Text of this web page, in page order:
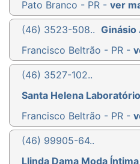
Pato Branco - PR - ver
(46) 3523-508.. Ginásio
Francisco Beltrão - PR -
(46) 3527-102..
Santa Helena
Francisco Beltrão - PR -
(46) 99905-64..
Llinda Dama Moda